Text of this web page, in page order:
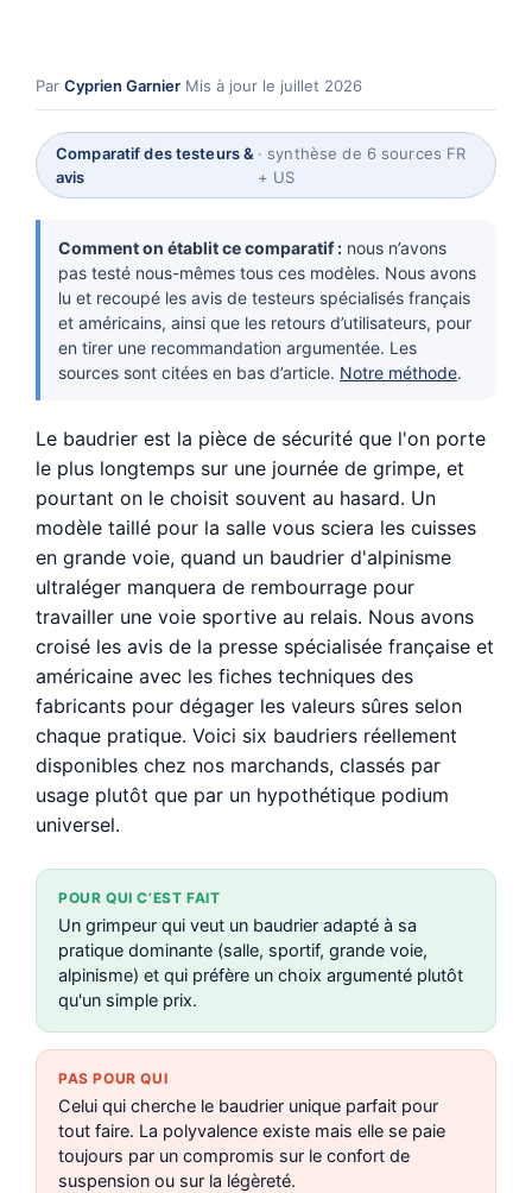
Par Cyprien Garnier Mis à jour le juillet 2026
Comparatif des testeurs &
avis
· synthèse de 6 sources FR
+ US
Comment on établit ce comparatif : nous n’avons
pas testé nous-mêmes tous ces modèles. Nous avons
lu et recoupé les avis de testeurs spécialisés français
et américains, ainsi que les retours d’utilisateurs, pour
en tirer une recommandation argumentée. Les
sources sont citées en bas d’article. Notre méthode.
Le baudrier est la pièce de sécurité que l'on porte
le plus longtemps sur une journée de grimpe, et
pourtant on le choisit souvent au hasard. Un
modèle taillé pour la salle vous sciera les cuisses
en grande voie, quand un baudrier d'alpinisme
ultraléger manquera de rembourrage pour
travailler une voie sportive au relais. Nous avons
croisé les avis de la presse spécialisée française et
américaine avec les fiches techniques des
fabricants pour dégager les valeurs sûres selon
chaque pratique. Voici six baudriers réellement
disponibles chez nos marchands, classés par
usage plutôt que par un hypothétique podium
universel.
POUR QUI C’EST FAIT
Un grimpeur qui veut un baudrier adapté à sa
pratique dominante (salle, sportif, grande voie,
alpinisme) et qui préfère un choix argumenté plutôt
qu'un simple prix.
PAS POUR QUI
Celui qui cherche le baudrier unique parfait pour
tout faire. La polyvalence existe mais elle se paie
toujours par un compromis sur le confort de
suspension ou sur la légèreté.